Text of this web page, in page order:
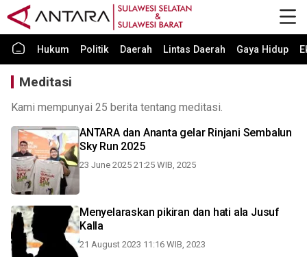
Hukum Politik Daerah Lintas Daerah Gaya Hidup
Meditasi
Kami mempunyai 25 berita tentang meditasi.
ANTARA dan Ananta gelar Rinjani Sembalun
Sky Run 2025
23 June 2025 21:25 WIB, 2025
Menyelaraskan pikiran dan hati ala Jusuf
Kalla
21 August 2023 11:16 WIB, 2023